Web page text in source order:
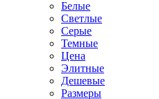
Белые
Светлые
Серые
Темные
Цена
Элитные
Дешевые
Размеры